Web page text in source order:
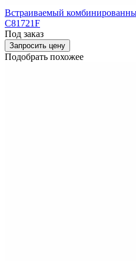
Встраиваемый
C81721F
Под заказ
Запросить цену
Подобрать похожее